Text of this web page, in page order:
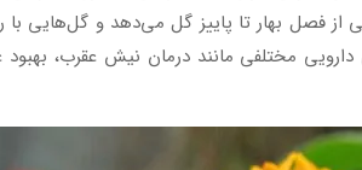
است. گل استبرق استوایی از فصل بهار تا پاییز گل
مختلفی مانند درمان نیش عقرب،